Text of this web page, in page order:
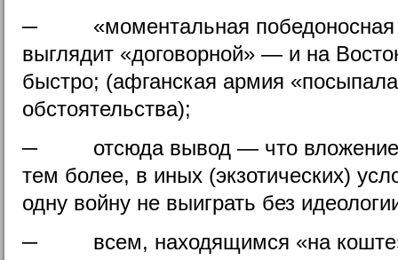
─ «моментальная победоносная
выглядит «договорной» — и на
быстро; (афганская армия
обстоятельства);
─ отсюда вывод — что вложение
тем более, в иных (экзотических)
одну войну не выиграть без
─ всем, находящимся «на коште»